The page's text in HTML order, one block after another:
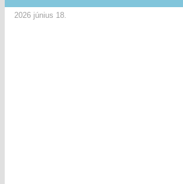
2026 június 18.